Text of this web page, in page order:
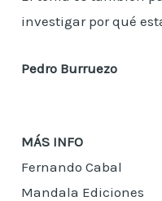
investigar por qué
Pedro Burruezo
MÁS INFO
Fernando Cabal
Mandala Ediciones